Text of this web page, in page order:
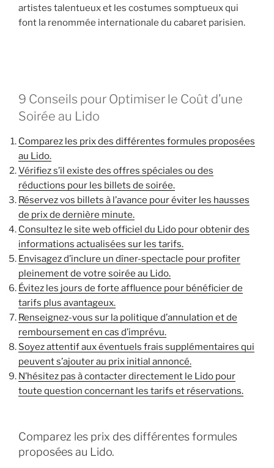
artistes talentueux et les costumes somptueux qui
font la renommée internationale du cabaret parisien.
9 Conseils pour Optimiser le Coût d’une
Soirée au Lido
Comparez les prix des différentes formules proposées
au Lido.
Vérifiez s’il existe des offres spéciales ou des
réductions pour les billets de soirée.
Réservez vos billets à l’avance pour éviter les hausses
de prix de dernière minute.
Consultez le site web officiel du Lido pour obtenir des
informations actualisées sur les tarifs.
Envisagez d’inclure un dîner-spectacle pour profiter
pleinement de votre soirée au Lido.
Évitez les jours de forte affluence pour bénéficier de
tarifs plus avantageux.
Renseignez-vous sur la politique d’annulation et de
remboursement en cas d’imprévu.
Soyez attentif aux éventuels frais supplémentaires qui
peuvent s’ajouter au prix initial annoncé.
N’hésitez pas à contacter directement le Lido pour
toute question concernant les tarifs et réservations.
Comparez les prix des différentes formules
proposées au Lido.